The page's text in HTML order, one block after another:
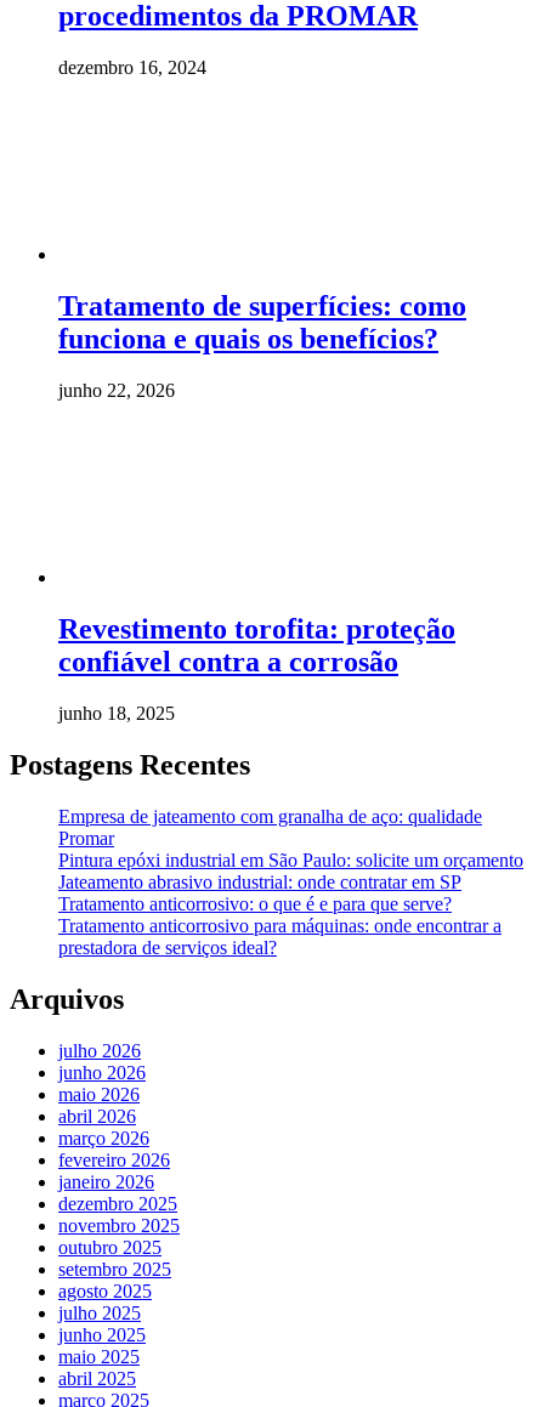
procedimentos da PROMAR
dezembro 16, 2024
Tratamento de superfícies: como
funciona e quais os benefícios?
junho 22, 2026
Revestimento torofita: proteção
confiável contra a corrosão
junho 18, 2025
Postagens Recentes
Empresa de jateamento com granalha de aço: qualidade
Promar
Pintura epóxi industrial em São Paulo: solicite um orçamento
Jateamento abrasivo industrial: onde contratar em SP
Tratamento anticorrosivo: o que é e para que serve?
Tratamento anticorrosivo para máquinas: onde encontrar a
prestadora de serviços ideal?
Arquivos
julho 2026
junho 2026
maio 2026
abril 2026
março 2026
fevereiro 2026
janeiro 2026
dezembro 2025
novembro 2025
outubro 2025
setembro 2025
agosto 2025
julho 2025
junho 2025
maio 2025
abril 2025
março 2025